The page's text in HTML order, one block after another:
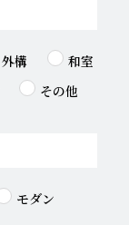
外構
和室
その他
モダン